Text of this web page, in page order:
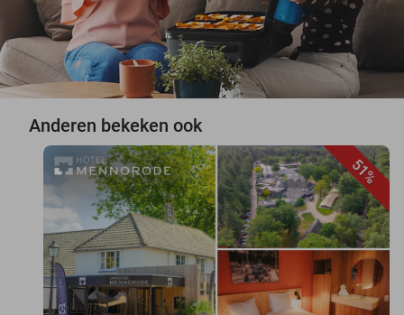
Anderen bekeken ook
51%